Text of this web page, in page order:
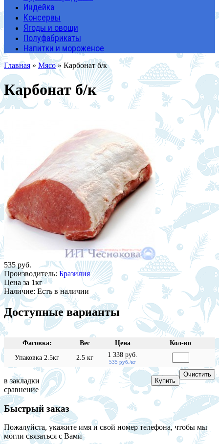
Индейка
Консервы
Ягоды и овощи
Полуфабрикаты
Напитки и мороженое
Главная » Мясо» Карбонат б/к
Карбонат б/к
535 руб.
Производитель: Бразилия
Цена за 1кг
Наличие: Есть в наличии
Доступные варианты
Фасовка: Вес Цена
Кол-во
Упаковка 2.5кг
2.5 кг 1 338 руб.
535 руб./кг
в закладки
сравнение
Быстрый заказ
Пожалуйста, укажите имя и свой номер телефона, чтобы мы
могли связаться с Вами